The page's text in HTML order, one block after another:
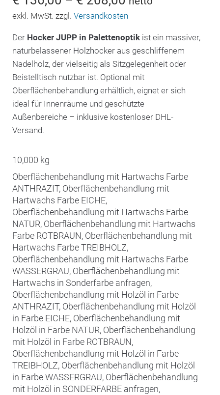
exkl. MwSt. zzgl. Versandkosten
Der Hocker JUPP in Palettenoptik ist ein massiver,
naturbelassener Holzhocker aus geschliffenem
Nadelholz, der vielseitig als Sitzgelegenheit oder
Beistelltisch nutzbar ist. Optional mit
Oberflächenbehandlung erhältlich, eignet er sich
ideal für Innenräume und geschützte
Außenbereiche – inklusive kostenloser DHL-
Versand.
10,000 kg
Oberflächenbehandlung mit Hartwachs Farbe
ANTHRAZIT, Oberflächenbehandlung mit
Hartwachs Farbe EICHE,
Oberflächenbehandlung mit Hartwachs Farbe
NATUR, Oberflächenbehandlung mit Hartwachs
Farbe ROTBRAUN, Oberflächenbehandlung mit
Hartwachs Farbe TREIBHOLZ,
Oberflächenbehandlung mit Hartwachs Farbe
WASSERGRAU, Oberflächenbehandlung mit
Hartwachs in Sonderfarbe anfragen,
Oberflächenbehandlung mit Holzöl in Farbe
ANTHRAZIT, Oberflächenbehandlung mit Holzöl
in Farbe EICHE, Oberflächenbehandlung mit
Holzöl in Farbe NATUR, Oberflächenbehandlung
mit Holzöl in Farbe ROTBRAUN,
Oberflächenbehandlung mit Holzöl in Farbe
TREIBHOLZ, Oberflächenbehandlung mit Holzöl
in Farbe WASSERGRAU, Oberflächenbehandlung
mit Holzöl in SONDERFARBE anfragen,